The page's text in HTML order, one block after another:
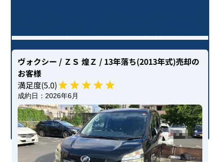
ヴォクシー / ＺＳ 煌Ｚ / 13年落ち(2013年式)売却の
お客様
満足度(5.0)
成約日： 2026年6月